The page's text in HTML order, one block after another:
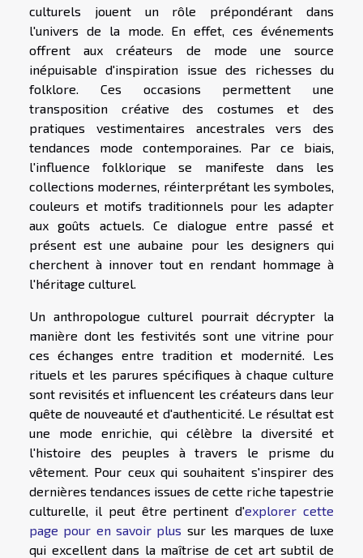
culturels jouent un rôle prépondérant dans
l'univers de la mode. En effet, ces événements
offrent aux créateurs de mode une source
inépuisable d'inspiration issue des richesses du
folklore. Ces occasions permettent une
transposition créative des costumes et des
pratiques vestimentaires ancestrales vers des
tendances mode contemporaines. Par ce biais,
l'influence folklorique se manifeste dans les
collections modernes, réinterprétant les symboles,
couleurs et motifs traditionnels pour les adapter
aux goûts actuels. Ce dialogue entre passé et
présent est une aubaine pour les designers qui
cherchent à innover tout en rendant hommage à
l'héritage culturel.
Un anthropologue culturel pourrait décrypter la
manière dont les festivités sont une vitrine pour
ces échanges entre tradition et modernité. Les
rituels et les parures spécifiques à chaque culture
sont revisités et influencent les créateurs dans leur
quête de nouveauté et d'authenticité. Le résultat est
une mode enrichie, qui célèbre la diversité et
l'histoire des peuples à travers le prisme du
vêtement. Pour ceux qui souhaitent s'inspirer des
dernières tendances issues de cette riche tapestrie
culturelle, il peut être pertinent d'explorer cette
page pour en savoir plus sur les marques de luxe
qui excellent dans la maîtrise de cet art subtil de